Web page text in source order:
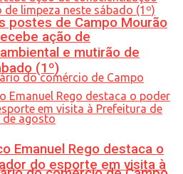
postes de Campo Mourão
ação de
e mutirão de
(1º)
Emanuel Rego destaca o
do esporte em visita à